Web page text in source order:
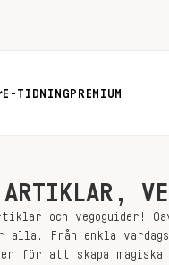
E-TIDNING PREMIUM
och vegoguider!
alla. Från enkla
för att skapa